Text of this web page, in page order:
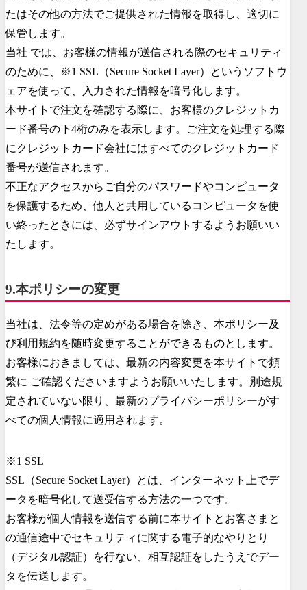
たはその他の方法でご提供された情報を取得し、適切に
保管します。
当社 では、お客様の情報が送信される際のセキュリティ
のために、※1 SSL（Secure Socket Layer）というソフトウ
ェアを使って、入力された情報を暗号化します。
本サイトで注文を確認する際に、お客様のクレジットカ
ード番号の下4桁のみを表示します。ご注文を処理する際
にクレジットカード会社にはすべてのクレジットカード
番号が送信されます。
不正なアクセスからご自分のパスワードやコンピュータ
を保護するため、他人と共用しているコンピュータを使
い終ったときには、必ずサインアウトするようお願いい
たします。
9.本ポリシーの変更
当社は、法令等の定めがある場合を除き、本ポリシー及
び利用規約を随時変更することができるものとします。
お客様におきましては、最新の内容変更を本サイトで頻
繁に ご確認くださいますようお願いいたします。別途規
定されていない限り、最新のプライバシーポリシーがす
べての個人情報に適用されます。
※1 SSL
SSL（Secure Socket Layer）とは、インターネット上でデ
ータを暗号化して送受信する方法の一つです。
お客様が個人情報を送信する前に本サイトとお客さまと
の通信途中でセキュリティに関する電子的なやりとり
（デジタル認証）を行ない、相互認証をしたうえでデー
タを伝送します。